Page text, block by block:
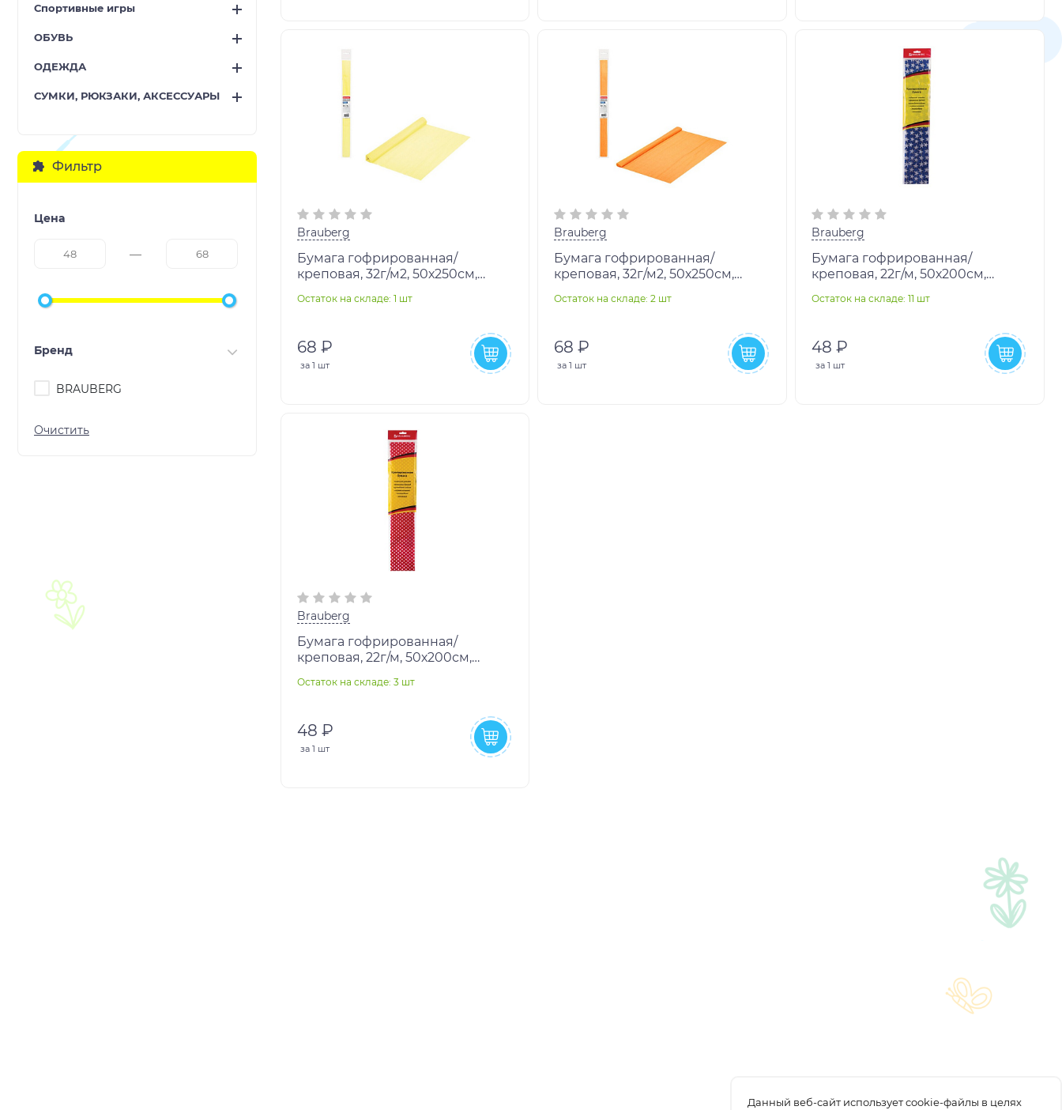
Спортивные игры
ОБУВЬ
ОДЕЖДА
СУМКИ, РЮКЗАКИ, АКСЕССУАРЫ
Фильтр
Цена
Бренд
BRAUBERG
Brauberg
Бумага гофрированная/
креповая, 32г/м2, 50х250см,
112519
Остаток на складе: 1 шт
68 ₽
за 1 шт
Brauberg
Бумага гофрированная/
креповая, 32г/м2, 50х250см,
BRAUBERG, 112522
Остаток на складе: 2 шт
68 ₽
за1 шт
Brauberg
Бумага гофрированная/
креповая, 22г/м, 50х200см,
BRAUBERG, 127937
Остаток на складе: 11 шт
48 ₽
за 1 шт
Brauberg
Бумага гофрированная/
креповая, 22г/м, 50х200см,
127938
Остаток на складе: 3 шт
48 ₽
за 1 шт
Данный веб-сайт использует cookie-файлы в целях